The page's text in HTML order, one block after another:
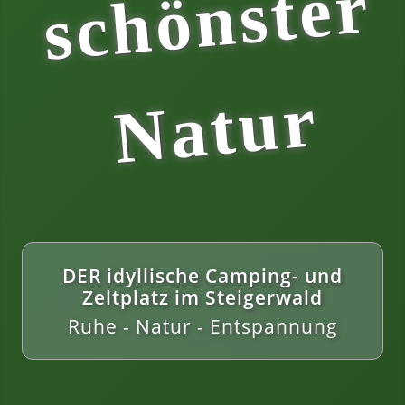
r
r
DER idyllische Camping- und
Zeltplatz im Steigerwald
Ruhe - Natur - Entspannung